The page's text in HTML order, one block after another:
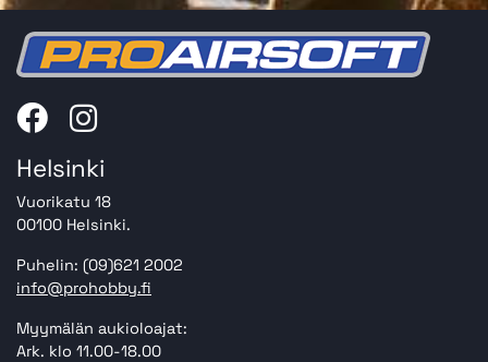
Helsinki
Vuorikatu 18
00100 Helsinki.
Puhelin: (09)621 2002
info@prohobby.fi
Myymälän aukioloajat:
Ark. klo 11.00-18.00